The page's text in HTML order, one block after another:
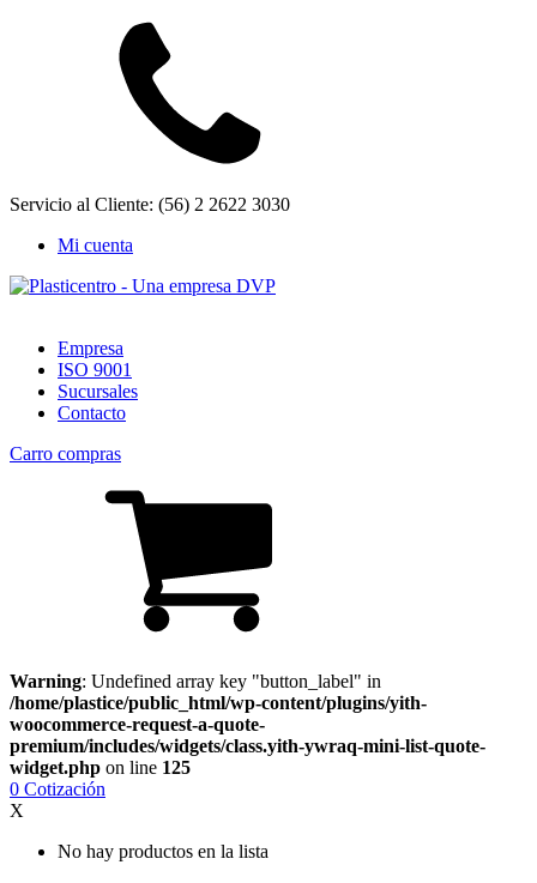
Servicio al Cliente: (56) 2 2622 3030
Mi cuenta
Empresa
ISO 9001
Sucursales
Contacto
Carro compras
Warning: Undefined array key "button_label" in
/home/plastice/public_html/wp-content/plugins/yith-
woocommerce-request-a-quote-
premium/includes/widgets/class.yith-ywraq-mini-list-quote-
widget.php on line 125
0 Cotización
X
No hay productos en la lista